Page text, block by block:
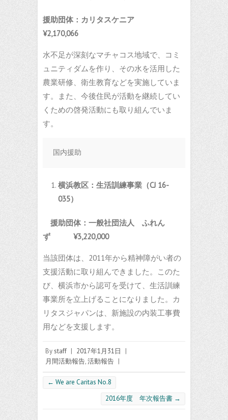
援助団体：カリタスケニア
¥2,170,066
水不足が深刻なマチャコス地域で、コミ
ュニティダムを作り、その水を活用した
農業研修、衛生教育などを実施していま
す。また、今後住民が活動を継続してい
くための啓発活動にも取り組んでいま
す。
国内援助
横浜教区：生活訓練事業（CJ 16-
035）
援助団体：一般社団法人 ふれん
ず ¥3,220,000
当該団体は、2011年から精神障がい者の
支援活動に取り組んできました。このた
び、横浜市から認可を受けて、生活訓練
事業所を立上げることになりました。カ
リタスジャパンは、新施設の内装工事費
用などを支援します。
Bystaff | 2017年1月31日
|
月間活動報告,活動報告 |
← We are Caritas No.8
2016年度 年次報告書 →